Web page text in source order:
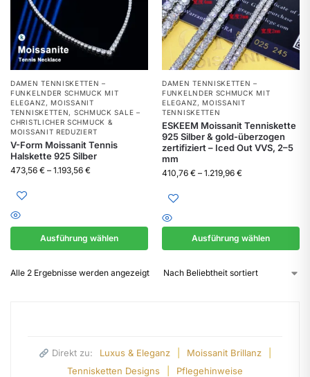
DAMEN TENNISKETTEN –
FUNKELNDER SCHMUCK MIT
ELEGANZ,MOISSANIT
TENNISKETTEN, SCHMUCK SALE –
CHRISTLICHER SCHMUCK &
MOISSANIT REDUZIERT
V-Form Moissanit Tennis
Halskette 925 Silber
473,56 € – 1.193,56 €
Ausführung wählen
DAMEN TENNISKETTEN –
FUNKELNDER SCHMUCK MIT
ELEGANZ,MOISSANIT
TENNISKETTEN
ESKEEM Moissanit Tenniskette
925 Silber & gold-überzogen
zertifiziert – Iced Out VVS, 2–5
mm
410,76 € – 1.219,96 €
Ausführung wählen
Alle 2 Ergebnisse werden angezeigt
Direkt zu: Luxus & Eleganz Moissanit Brillanz
Tennisketten Designs
Pflegehinweise